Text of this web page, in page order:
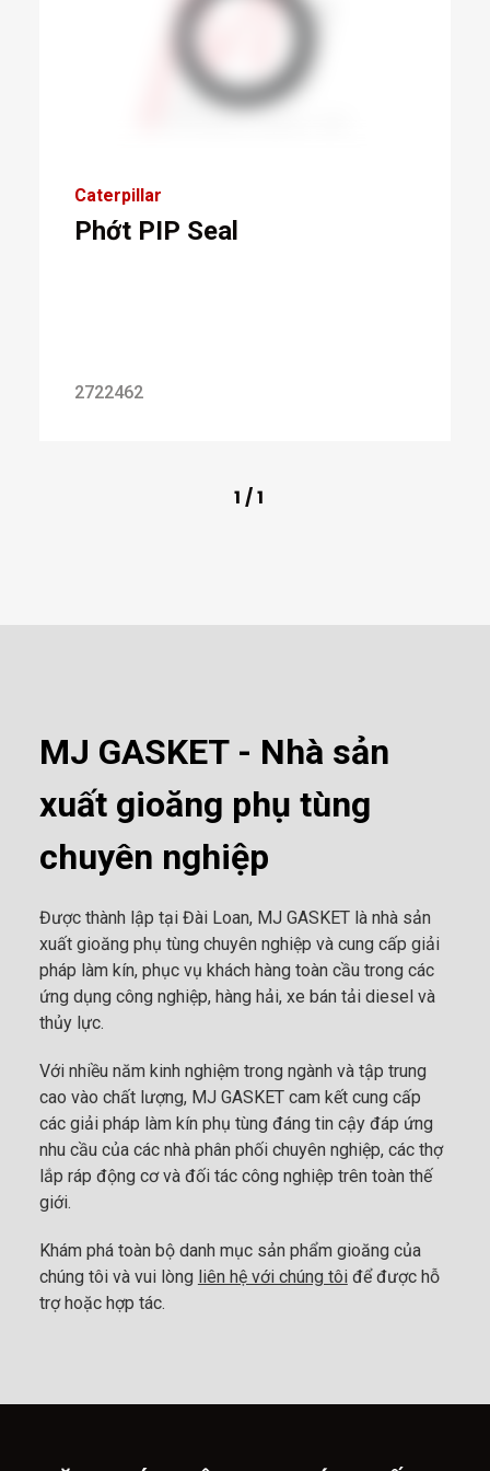
Caterpillar
Phớt PIP Seal
2722462
1 /1
MJ GASKET - Nhà sản
xuất gioăng phụ tùng
chuyên nghiệp
Được thành lập tại Đài Loan, MJ GASKET là nhà sản
xuất gioăng phụ tùng chuyên nghiệp và cung cấp giải
pháp làm kín, phục vụ khách hàng toàn cầu trong các
ứng dụng công nghiệp, hàng hải, xe bán tải diesel và
thủy lực.
Với nhiều năm kinh nghiệm trong ngành và tập trung
cao vào chất lượng, MJ GASKET cam kết cung cấp
các giải pháp làm kín phụ tùng đáng tin cậy đáp ứng
nhu cầu của các nhà phân phối chuyên nghiệp, các thợ
lắp ráp động cơ và đối tác công nghiệp trên toàn thế
giới.
Khám phá toàn bộ danh mục sản phẩm gioăng của
chúng tôi và vui lòng liên hệ với chúng tôiđể được hỗ
trợ hoặc hợp tác.